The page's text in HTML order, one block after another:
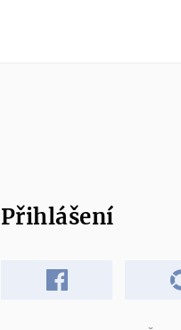
Přihlášení